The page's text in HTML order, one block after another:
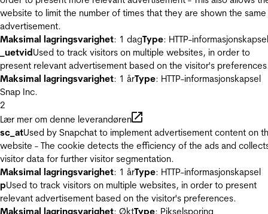
website to limit the number of times that they are shown the same
advertisement.
Maksimal lagringsvarighet: 1 dagType: HTTP-informasjonskapsel
_uetvidUsed to track visitors on multiple websites, in order to
present relevant advertisement based on the visitor's
Maksimal lagringsvarighet: 1 årType: HTTP-informasjonskapsel
Snap Inc.
2
Lær mer om denne leverandøren
sc_atUsed by Snapchat to implement advertisement content on
website - The cookie detects the efficiency of the ads and
visitor data for further visitor segmentation.
Maksimal lagringsvarighet: 1 årType: HTTP-informasjonskapsel
pUsed to track visitors on multiple websites, in order to present
relevant advertisement based on the visitor's preferences.
Maksimal lagringsvarighet: ØktType: Pikselsporing